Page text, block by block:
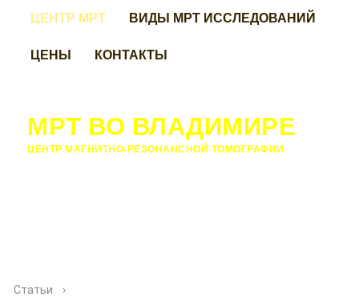
ЦЕНТР МРТ
ВИДЫ МРТ ИССЛЕДОВАНИЙ
ЦЕНЫ
КОНТАКТЫ
МРТ ВО ВЛАДИМИРЕ
ЦЕНТР МАГНИТНО-РЕЗОНАНСНОЙ ТОМОГРАФИИ
Статьи ›